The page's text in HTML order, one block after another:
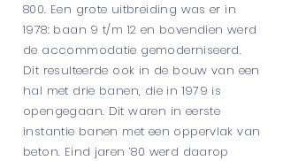
800. Een grote uitbreiding was er in
1978: baan 9 t/m 12 en bovendien werd
de accommodatie gemoderniseerd.
Dit resulteerde ook in de bouw van een
hal met drie banen, die in 1979 is
opengegaan. Dit waren in eerste
instantie banen met een oppervlak van
beton. Eind jaren ’80 werd daarop